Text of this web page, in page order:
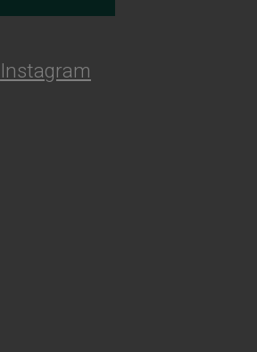
Instagram